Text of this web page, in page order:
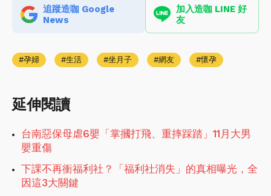
追蹤造咖 Google
News
加入造咖 LINE 好
友
孕婦 生活 坐月子 網友 懷孕
延伸閱讀
台南惡保母虐6嬰「掌摑打飛、重摔踩踏」11月大男
嬰重傷
下課不再衝福利社？「福利社消失」的真相曝光，全
因這3大關鍵